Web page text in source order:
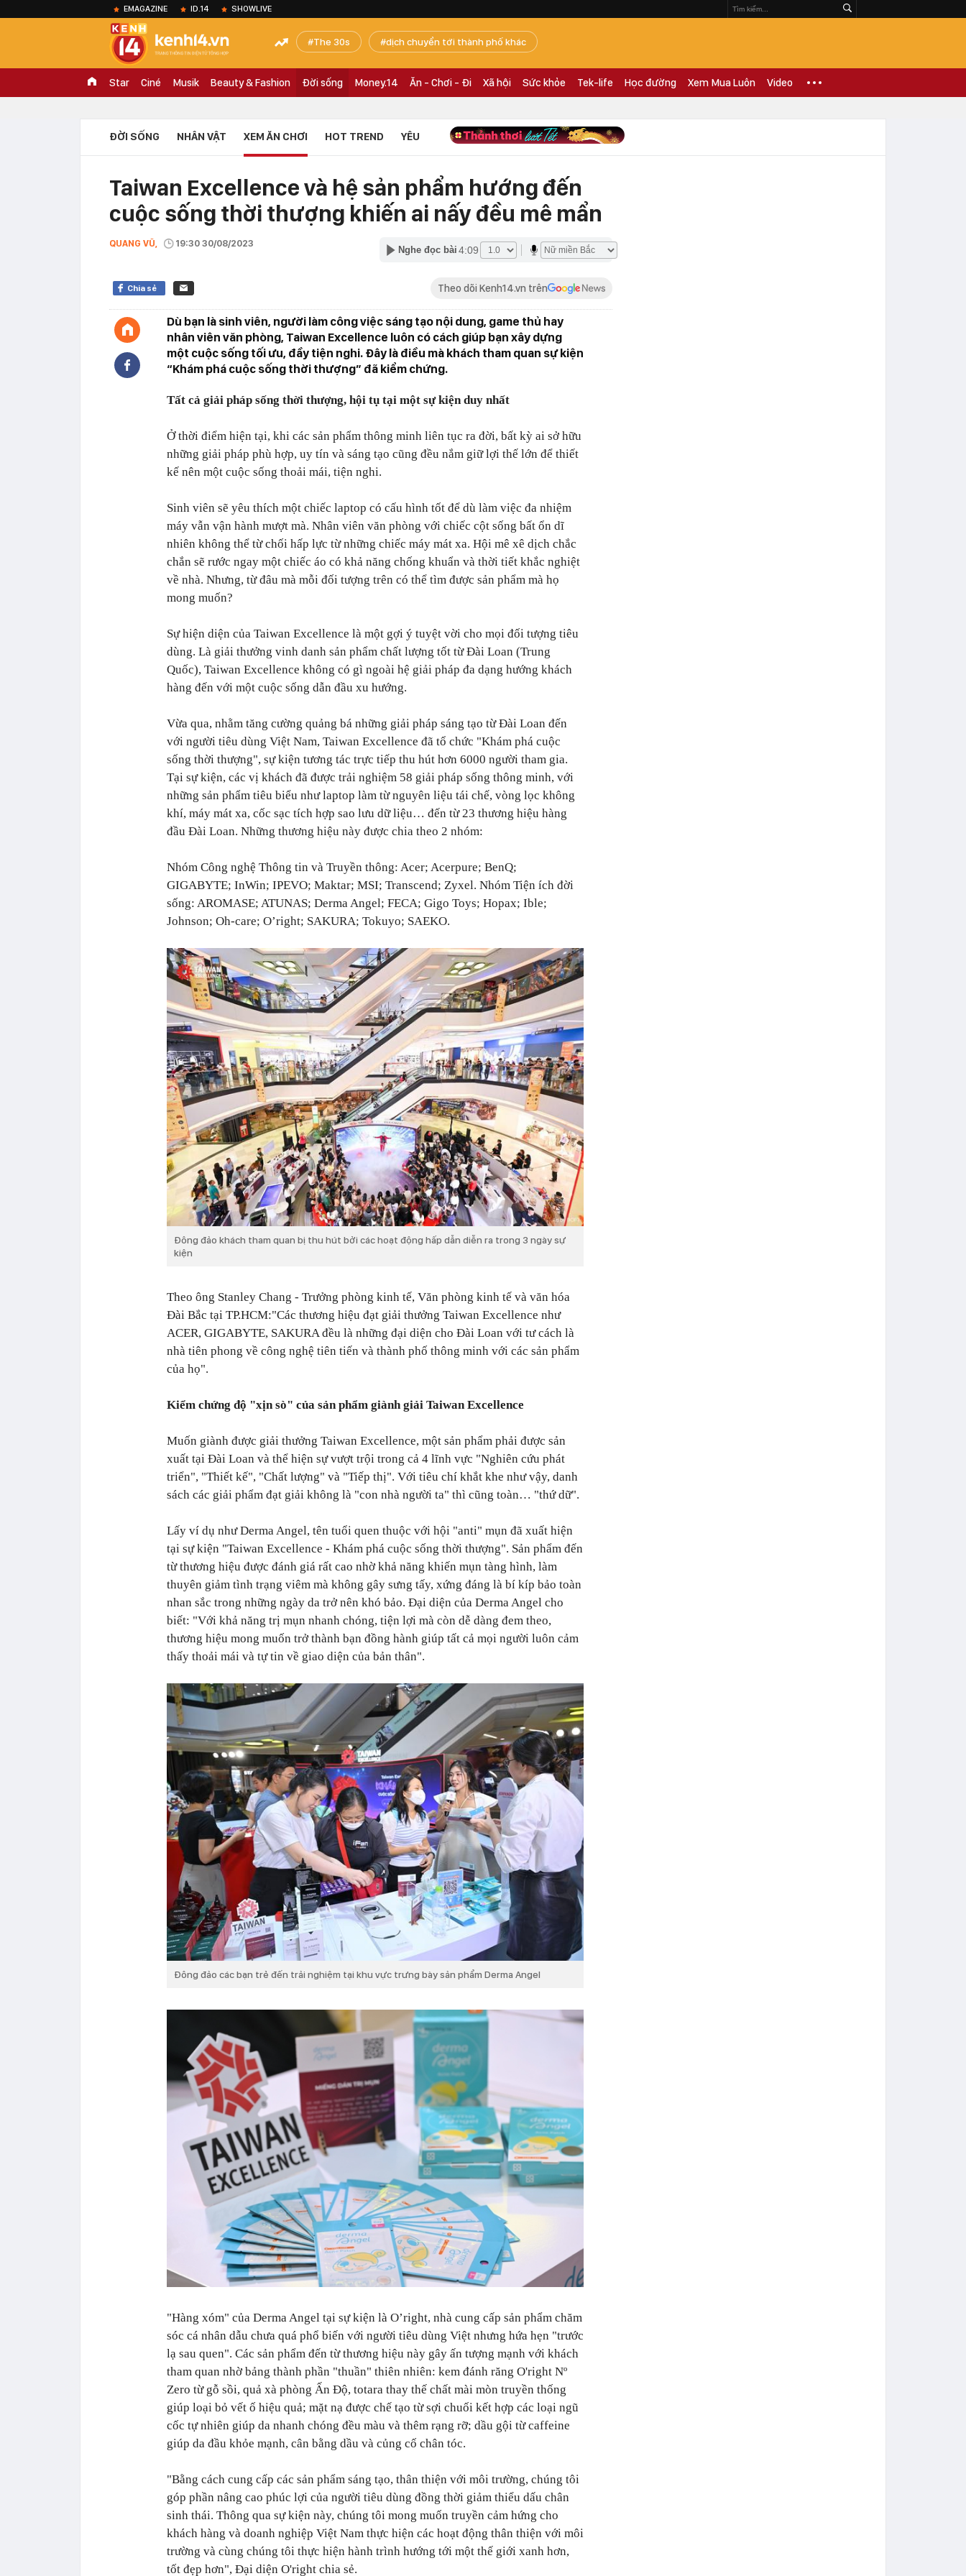
EMAGAZINE ID.14 SHOWLIVE
The 30s dịch chuyển tới thành phố khác
Star Ciné Musik Beauty & Fashion Đời sống Money.14 Ăn - Chơi - Đi Xã hội Sức khỏe Tek-life Học đường Xem Mua Luôn Video
ĐỜI SỐNG NHÂN VẬT XEM ĂN CHƠI HOT TREND YÊU
Taiwan Excellence và hệ sản phẩm hướng đến
cuộc sống thời thượng khiến ai nấy đều mê mẩn
QUANG VŨ, 19:30 30/08/2023
Nghe đọc bài 4:09
Chia sẻ Theo dõi Kenh14.vn trên
Dù bạn là sinh viên, người làm công việc sáng tạo nội dung, game thủ hay
nhân viên văn phòng, Taiwan Excellence luôn có cách giúp bạn xây dựng
một cuộc sống tối ưu, đầy tiện nghi. Đây là điều mà khách tham quan sự kiện
“Khám phá cuộc sống thời thượng” đã kiểm chứng.
Tất cả giải pháp sống thời thượng, hội tụ tại một sự kiện duy nhất
Ở thời điểm hiện tại, khi các sản phẩm thông minh liên tục ra đời, bất kỳ ai sở hữu
những giải pháp phù hợp, uy tín và sáng tạo cũng đều nắm giữ lợi thế lớn để thiết
kế nên một cuộc sống thoải mái, tiện nghi.
Sinh viên sẽ yêu thích một chiếc laptop có cấu hình tốt để dù làm việc đa nhiệm
máy vẫn vận hành mượt mà. Nhân viên văn phòng với chiếc cột sống bất ổn dĩ
nhiên không thể từ chối hấp lực từ những chiếc máy mát xa. Hội mê xê dịch chắc
chắn sẽ rước ngay một chiếc áo có khả năng chống khuẩn và thời tiết khắc nghiệt
về nhà. Nhưng, từ đâu mà mỗi đối tượng trên có thể tìm được sản phẩm mà họ
mong muốn?
Sự hiện diện của Taiwan Excellence là một gợi ý tuyệt vời cho mọi đối tượng tiêu
dùng. Là giải thưởng vinh danh sản phẩm chất lượng tốt từ Đài Loan (Trung
Quốc), Taiwan Excellence không có gì ngoài hệ giải pháp đa dạng hướng khách
hàng đến với một cuộc sống dẫn đầu xu hướng.
Vừa qua, nhằm tăng cường quảng bá những giải pháp sáng tạo từ Đài Loan đến
với người tiêu dùng Việt Nam, Taiwan Excellence đã tổ chức "Khám phá cuộc
sống thời thượng", sự kiện tương tác trực tiếp thu hút hơn 6000 người tham gia.
Tại sự kiện, các vị khách đã được trải nghiệm 58 giải pháp sống thông minh, với
những sản phẩm tiêu biểu như laptop làm từ nguyên liệu tái chế, vòng lọc không
khí, máy mát xa, cốc sạc tích hợp sao lưu dữ liệu… đến từ 23 thương hiệu hàng
đầu Đài Loan. Những thương hiệu này được chia theo 2 nhóm:
Nhóm Công nghệ Thông tin và Truyền thông: Acer; Acerpure; BenQ;
GIGABYTE; InWin; IPEVO; Maktar; MSI; Transcend; Zyxel. Nhóm Tiện ích đời
sống: AROMASE; ATUNAS; Derma Angel; FECA; Gigo Toys; Hopax; Ible;
Johnson; Oh-care; O’right; SAKURA; Tokuyo; SAEKO.
Đông đảo khách tham quan bị thu hút bởi các hoạt động hấp dẫn diễn ra trong 3 ngày sự
kiện
Theo ông Stanley Chang - Trưởng phòng kinh tế, Văn phòng kinh tế và văn hóa
Đài Bắc tại TP.HCM:"Các thương hiệu đạt giải thưởng Taiwan Excellence như
ACER, GIGABYTE, SAKURA đều là những đại diện cho Đài Loan với tư cách là
nhà tiên phong về công nghệ tiên tiến và thành phố thông minh với các sản phẩm
của họ".
Kiểm chứng độ "xịn sò" của sản phẩm giành giải Taiwan Excellence
Muốn giành được giải thưởng Taiwan Excellence, một sản phẩm phải được sản
xuất tại Đài Loan và thể hiện sự vượt trội trong cả 4 lĩnh vực "Nghiên cứu phát
triển", "Thiết kế", "Chất lượng" và "Tiếp thị". Với tiêu chí khắt khe như vậy, danh
sách các giải phẩm đạt giải không là "con nhà người ta" thì cũng toàn… "thứ dữ".
Lấy ví dụ như Derma Angel, tên tuổi quen thuộc với hội "anti" mụn đã xuất hiện
tại sự kiện "Taiwan Excellence - Khám phá cuộc sống thời thượng". Sản phẩm đến
từ thương hiệu được đánh giá rất cao nhờ khả năng khiến mụn tàng hình, làm
thuyên giảm tình trạng viêm mà không gây sưng tấy, xứng đáng là bí kíp bảo toàn
nhan sắc trong những ngày da trở nên khó bảo. Đại diện của Derma Angel cho
biết: "Với khả năng trị mụn nhanh chóng, tiện lợi mà còn dễ dàng đem theo,
thương hiệu mong muốn trở thành bạn đồng hành giúp tất cả mọi người luôn cảm
thấy thoải mái và tự tin về giao diện của bản thân".
Đông đảo các bạn trẻ đến trải nghiệm tại khu vực trưng bày sản phẩm Derma Angel
"Hàng xóm" của Derma Angel tại sự kiện là O’right, nhà cung cấp sản phẩm chăm
sóc cá nhân dẫu chưa quá phổ biến với người tiêu dùng Việt nhưng hứa hẹn "trước
lạ sau quen". Các sản phẩm đến từ thương hiệu này gây ấn tượng mạnh với khách
tham quan nhờ bảng thành phần "thuần" thiên nhiên: kem đánh răng O'right Nº
Zero từ gỗ sồi, quả xà phòng Ấn Độ, totara thay thế chất mài mòn truyền thống
giúp loại bỏ vết ố hiệu quả; mặt nạ được chế tạo từ sợi chuối kết hợp các loại ngũ
cốc tự nhiên giúp da nhanh chóng đều màu và thêm rạng rỡ; dầu gội từ caffeine
giúp da đầu khỏe mạnh, cân bằng dầu và củng cố chân tóc.
"Bằng cách cung cấp các sản phẩm sáng tạo, thân thiện với môi trường, chúng tôi
góp phần nâng cao phúc lợi của người tiêu dùng đồng thời giảm thiểu dấu chân
sinh thái. Thông qua sự kiện này, chúng tôi mong muốn truyền cảm hứng cho
khách hàng và doanh nghiệp Việt Nam thực hiện các hoạt động thân thiện với môi
trường và cùng chúng tôi thực hiện hành trình hướng tới một thế giới xanh hơn,
tốt đẹp hơn", Đại diện O'right chia sẻ.